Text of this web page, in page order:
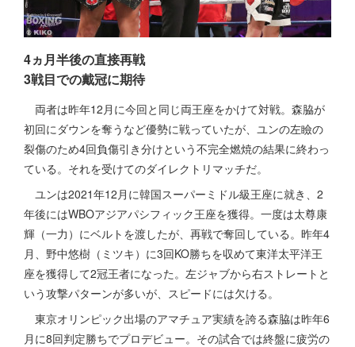
4ヵ月半後の直接再戦
3戦目での戴冠に期待
両者は昨年12月に今回と同じ両王座をかけて対戦。森脇が
初回にダウンを奪うなど優勢に戦っていたが、ユンの左瞼の
裂傷のため4回負傷引き分けという不完全燃焼の結果に終わっ
ている。それを受けてのダイレクトリマッチだ。
ユンは2021年12月に韓国スーパーミドル級王座に就き、2
年後にはWBOアジアパシフィック王座を獲得。一度は太尊康
輝（一力）にベルトを渡したが、再戦で奪回している。昨年4
月、野中悠樹（ミツキ）に3回KO勝ちを収めて東洋太平洋王
座を獲得して2冠王者になった。左ジャブから右ストレートと
いう攻撃パターンが多いが、スピードには欠ける。
東京オリンピック出場のアマチュア実績を誇る森脇は昨年6
月に8回判定勝ちでプロデビュー。その試合では終盤に疲労の